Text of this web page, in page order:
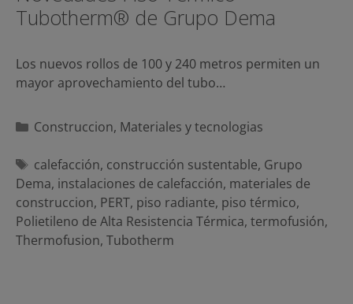
Tubotherm® de Grupo Dema
Los nuevos rollos de 100 y 240 metros permiten un
mayor aprovechamiento del tubo…
Categorías
Construccion, Materiales y tecnologias
Etiquetas
calefacción, construcción sustentable, Grupo
Dema, instalaciones de calefacción, materiales de
construccion, PERT, piso radiante, piso térmico,
Polietileno de Alta Resistencia Térmica, termofusión,
Thermofusion, Tubotherm